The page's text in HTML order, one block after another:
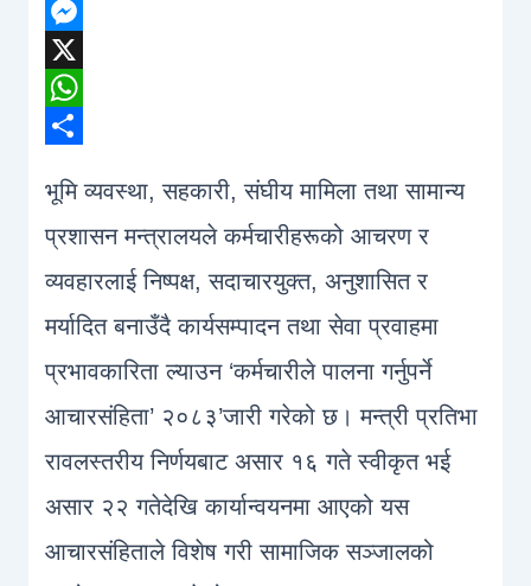
Facebook
Messenger
X
WhatsApp
भूमि व्यवस्था, सहकारी, संघीय मामिला तथा सामान्य
प्रशासन मन्त्रालयले कर्मचारीहरूको आचरण र
व्यवहारलाई निष्पक्ष, सदाचारयुक्त, अनुशासित र
मर्यादित बनाउँदै कार्यसम्पादन तथा सेवा प्रवाहमा
प्रभावकारिता ल्याउन ‘कर्मचारीले पालना गर्नुपर्ने
आचारसंहिता’ २०८३’जारी गरेको छ। मन्त्री प्रतिभा
रावलस्तरीय निर्णयबाट असार १६ गते स्वीकृत भई
असार २२ गतेदेखि कार्यान्वयनमा आएको यस
आचारसंहिताले विशेष गरी सामाजिक सञ्जालको